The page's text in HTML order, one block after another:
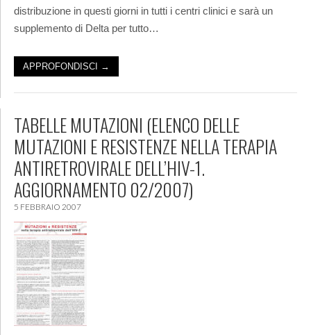
distribuzione in questi giorni in tutti i centri clinici e sarà un
supplemento di Delta per tutto…
APPROFONDISCI →
TABELLE MUTAZIONI (ELENCO DELLE
MUTAZIONI E RESISTENZE NELLA TERAPIA
ANTIRETROVIRALE DELL’HIV-1.
AGGIORNAMENTO 02/2007)
5 FEBBRAIO 2007